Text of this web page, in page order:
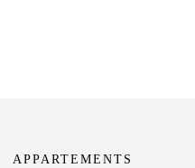
APPARTEMENTS